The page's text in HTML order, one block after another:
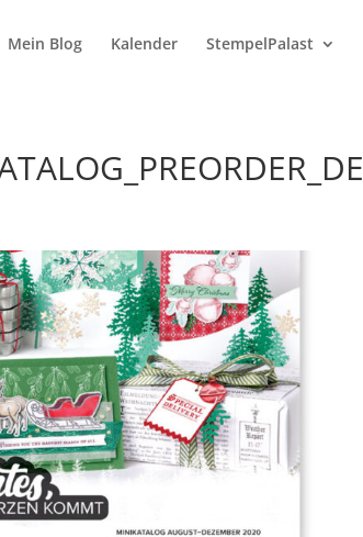
Mein Blog Kalender StempelPalast